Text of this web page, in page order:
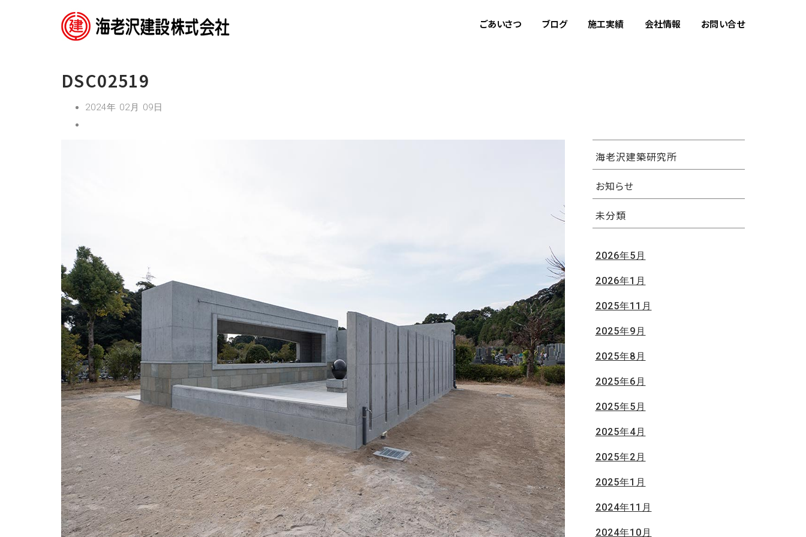
ごあいさつ ブログ 施工実績 会社情報 お問い合せ
DSC02519
2024年 02月 09日
海老沢建築研究所
お知らせ
未分類
2026年5月
2026年1月
2025年11月
2025年9月
2025年8月
2025年6月
2025年5月
2025年4月
2025年2月
2025年1月
2024年11月
2024年10月